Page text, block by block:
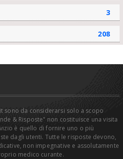
3
208
sono da considerarsi solo a scopo
& Risposte" non costituisce una visita
è quello di fornire uno o più
dagli utenti. Tutte le risposte devono,
non impegnative e assolutamente
medico curante.